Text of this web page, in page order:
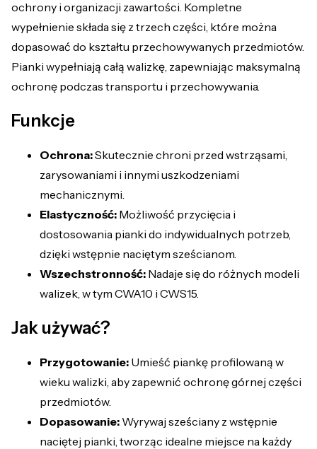
ochrony i organizacji zawartości. Kompletne
wypełnienie składa się z trzech części, które można
dopasować do kształtu przechowywanych przedmiotów.
Pianki wypełniają całą walizkę, zapewniając maksymalną
ochronę podczas transportu i przechowywania.
Funkcje
Ochrona:Skutecznie chroni przed wstrząsami,
zarysowaniami i innymi uszkodzeniami
mechanicznymi.
Elastyczność: Możliwość przycięcia i
dostosowania pianki do indywidualnych potrzeb,
dzięki wstępnie naciętym sześcianom.
Wszechstronność: Nadaje się do różnych modeli
walizek, w tym CWA10 i CWS15.
Jak używać?
Przygotowanie: Umieść piankę profilowaną w
wieku walizki, aby zapewnić ochronę górnej części
przedmiotów.
Dopasowanie: Wyrywaj sześciany z wstępnie
naciętej pianki, tworząc idealne miejsce na każdy